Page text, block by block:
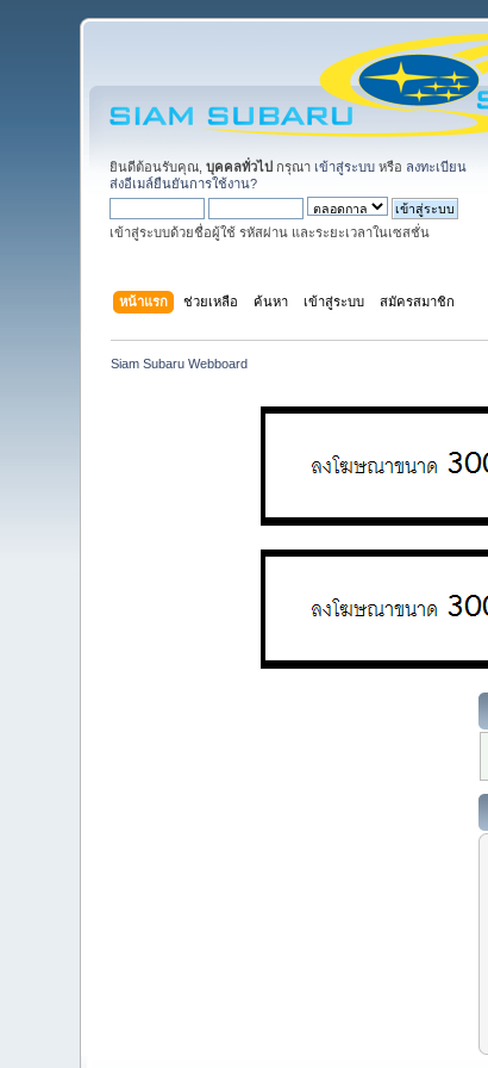
ยินดีต้อนรับคุณ,บุคคลทั่วไป กรุณา เข้าสู่ระบบ หรือ ลงทะเบียน
ส่งอีเมล์ยืนยันการใช้งาน?
เข้าสู่ระบบด้วยชื่อผู้ใช้ รหัสผ่าน และระยะเวลาในเซสชั่น
หน้าแรก ช่วยเหลือ ค้นหา เข้าสู่ระบบ สมัครสมาชิก
Siam Subaru Webboard